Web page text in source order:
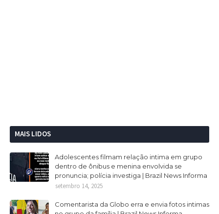
MAIS LIDOS
Adolescentes filmam relação intima em grupo
dentro de ônibus e menina envolvida se
pronuncia; polícia investiga | Brazil News Informa
setembro 14, 2025
Comentarista da Globo erra e envia fotos intimas